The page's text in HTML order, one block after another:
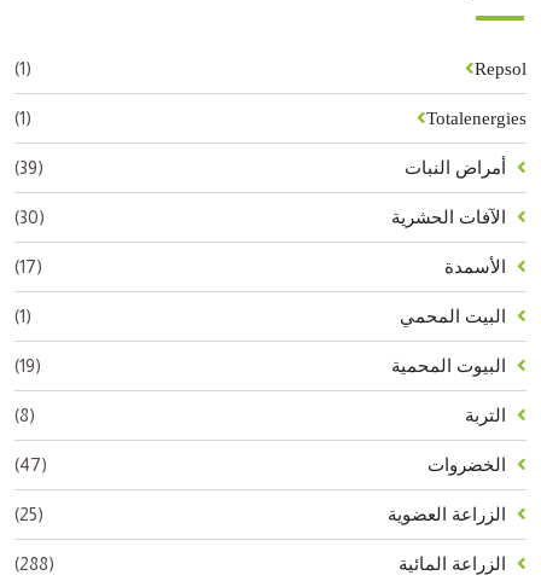
Repsol
(1)
Totalenergies
(1)
أمراض النبات (39)
الآفات الحشرية (30)
الأسمدة (17)
البيت المحمي (1)
البيوت المحمية (19)
التربة (8)
الخضروات (47)
الزراعة العضوية (25)
الزراعة المائية (288)